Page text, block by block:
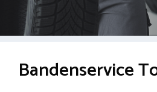
Bandenservice